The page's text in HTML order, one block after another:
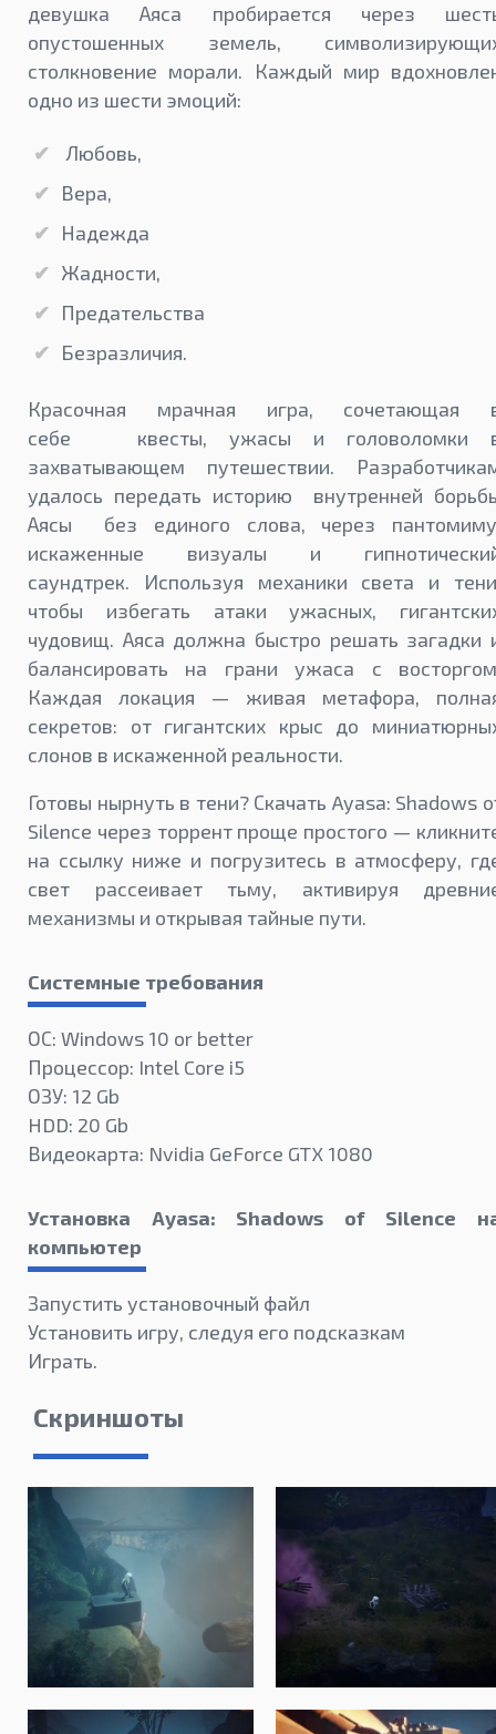
девушка Аяса пробирается через
опустошенных земель,
столкновение морали. Каждый мир
одно из шести эмоций:
Любовь,
Вера,
Надежда
Жадности,
Предательства
Безразличия.
Красочная мрачная игра, сочетающая
себе квесты, ужасы и головоломки
захватывающем путешествии.
удалось передать историю внутренней
Аясы без единого слова, через
искаженные визуалы и
саундтрек. Используя механики света и
чтобы избегать атаки ужасных,
чудовищ. Аяса должна быстро решать загадки
балансировать на грани ужаса с
Каждая локация — живая метафора,
секретов: от гигантских крыс до
слонов в искаженной реальности.
Готовы нырнуть в тени? Скачать Ayasa: Shadows
Silence через торрент проще простого —
на ссылку ниже и погрузитесь в атмосферу,
свет рассеивает тьму, активируя
механизмы и открывая тайные пути.​
Системные требования
ОС: Windows 10 or better
Процессор: Intel Core i5
ОЗУ: 12 Gb
HDD: 20 Gb
Видеокарта: Nvidia GeForce GTX 1080
Установка Ayasa: Shadows of Silence
компьютер
Запустить установочный файл
Установить игру, следуя его подсказкам
Играть.
Скриншоты